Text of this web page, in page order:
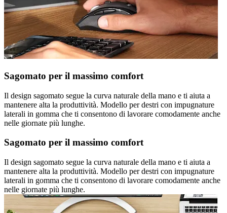
Sagomato per il massimo comfort
Il design sagomato segue la curva naturale della mano e ti aiuta a
mantenere alta la produttività. Modello per destri con impugnature
laterali in gomma che ti consentono di lavorare comodamente anche
nelle giornate più lunghe.
Sagomato per il massimo comfort
Il design sagomato segue la curva naturale della mano e ti aiuta a
mantenere alta la produttività. Modello per destri con impugnature
laterali in gomma che ti consentono di lavorare comodamente anche
nelle giornate più lunghe.